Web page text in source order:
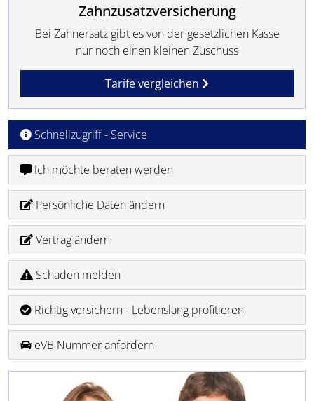
Zahnzusatzversicherung
Bei Zahnersatz gibt es von der gesetzlichen Kasse
nur noch einen kleinen Zuschuss
Tarife vergleichen
Schnellzugriff - Service
Ich möchte beraten werden
Persönliche Daten ändern
Vertrag ändern
Schaden melden
Richtig versichern - Lebenslang profitieren
eVB Nummer anfordern